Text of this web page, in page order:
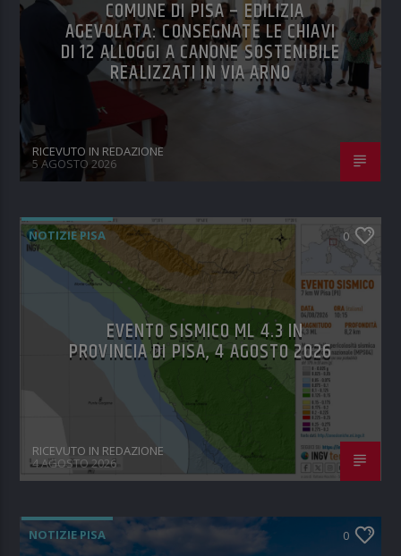
COMUNE DI PISA – EDILIZIA
AGEVOLATA: CONSEGNATE LE CHIAVI
DI 12 ALLOGGI A CANONE SOSTENIBILE
REALIZZATI IN VIA ARNO
RICEVUTO IN REDAZIONE
5 AGOSTO 2026
NOTIZIE PISA 0
EVENTO SISMICO ML 4.3 IN
PROVINCIA DI PISA, 4 AGOSTO 2026
RICEVUTO IN REDAZIONE
4 AGOSTO 2026
NOTIZIE PISA 0